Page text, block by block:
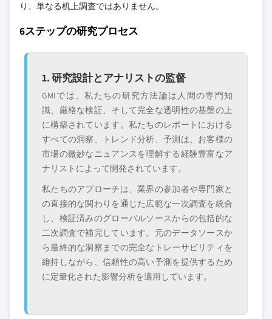
り、単なる机上調査ではありません。
6ステップの研究プロセス
1. 研究設計とアナリストの監督
GMIでは、私たちの研究方法論は人間の専門知
識、厳格な検証、そして完全な透明性の基盤の上
に構築されています。私たちのレポートにおける
すべての洞察、トレンド分析、予測は、お客様の
市場の微妙なニュアンスを理解する経験豊富なア
ナリストによって開発されています。
私たちのアプローチは、業界の参加者や専門家と
の直接的な関わりを通じた広範な一次調査を統合
し、検証済みのグローバルソースからの包括的な
二次調査で補完しています。元のデータソースか
ら最終的な洞察までの完全なトレーサビリティを
維持しながら、信頼性の高い予測を提供するため
に定量化された影響分析を適用しています。